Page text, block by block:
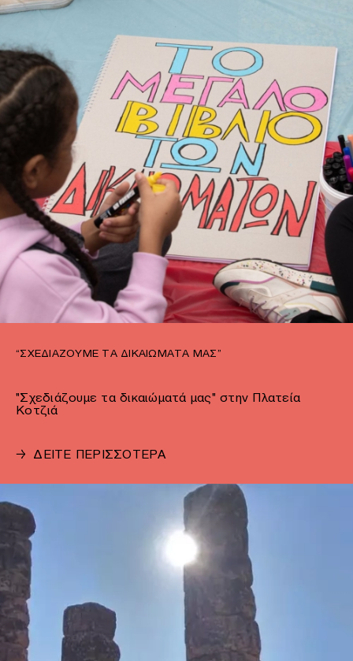
“ΣΧΕΔΙΆΖΟΥΜΕ ΤΑ ΔΙΚΑΙΏΜΑΤΆ ΜΑΣ”
"Σχεδιάζουμε τα δικαιώματά μας" στην Πλατεία
Κοτζιά
→ ΔΕΙΤΕ ΠΕΡΙΣΣΟΤΕΡΑ